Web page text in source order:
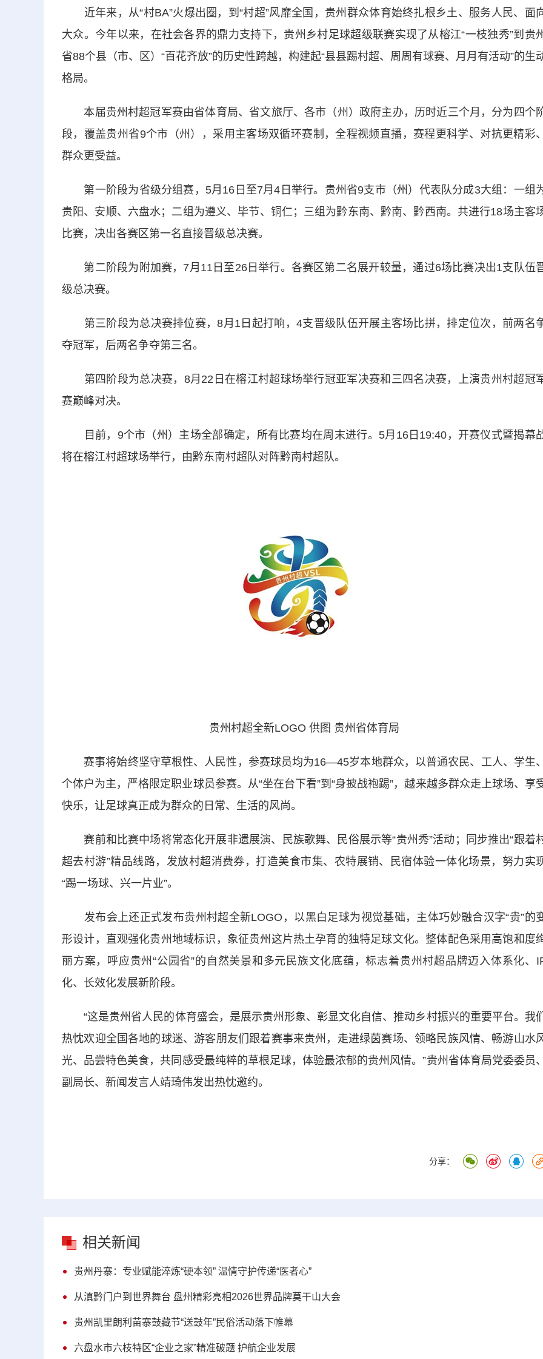
近年来，从“村BA”火爆出圈，到“村超”风靡全国，贵州群众体育始终扎根乡土、服务人民、面
大众。今年以来，在社会各界的鼎力支持下，贵州乡村足球超级联赛实现了从榕江“一枝独秀”到贵
省88个县（市、区）“百花齐放”的历史性跨越，构建起“县县踢村超、周周有球赛、月月有活动”的生
格局。
本届贵州村超冠军赛由省体育局、省文旅厅、各市（州）政府主办，历时近三个月，分为四个
段，覆盖贵州省9个市（州），采用主客场双循环赛制，全程视频直播，赛程更科学、对抗更精彩
群众更受益。
第一阶段为省级分组赛，5月16日至7月4日举行。贵州省9支市（州）代表队分成3大组：一组
贵阳、安顺、六盘水；二组为遵义、毕节、铜仁；三组为黔东南、黔南、黔西南。共进行18场主客
比赛，决出各赛区第一名直接晋级总决赛。
第二阶段为附加赛，7月11日至26日举行。各赛区第二名展开较量，通过6场比赛决出1支队伍
级总决赛。
第三阶段为总决赛排位赛，8月1日起打响，4支晋级队伍开展主客场比拼，排定位次，前两名
夺冠军，后两名争夺第三名。
第四阶段为总决赛，8月22日在榕江村超球场举行冠亚军决赛和三四名决赛，上演贵州村超冠
赛巅峰对决。
目前，9个市（州）主场全部确定，所有比赛均在周末进行。5月16日19:40，开赛仪式暨揭幕
将在榕江村超球场举行，由黔东南村超队对阵黔南村超队。
贵州村超全新LOGO 供图 贵州省体育局
赛事将始终坚守草根性、人民性，参赛球员均为16—45岁本地群众，以普通农民、工人、学生
个体户为主，严格限定职业球员参赛。从“坐在台下看”到“身披战袍踢”，越来越多群众走上球场、享
快乐，让足球真正成为群众的日常、生活的风尚。
赛前和比赛中场将常态化开展非遗展演、民族歌舞、民俗展示等“贵州秀”活动；同步推出“跟着
超去村游”精品线路，发放村超消费券，打造美食市集、农特展销、民宿体验一体化场景，努力实
“踢一场球、兴一片业”。
发布会上还正式发布贵州村超全新LOGO，以黑白足球为视觉基础，主体巧妙融合汉字“贵”的
形设计，直观强化贵州地域标识，象征贵州这片热土孕育的独特足球文化。整体配色采用高饱和度
丽方案，呼应贵州“公园省”的自然美景和多元民族文化底蕴，标志着贵州村超品牌迈入体系化、
化、长效化发展新阶段。
“这是贵州省人民的体育盛会，是展示贵州形象、彰显文化自信、推动乡村振兴的重要平台。我
热忱欢迎全国各地的球迷、游客朋友们跟着赛事来贵州，走进绿茵赛场、领略民族风情、畅游山水
光、品尝特色美食，共同感受最纯粹的草根足球，体验最浓郁的贵州风情。”贵州省体育局党委委员
副局长、新闻发言人靖琦伟发出热忱邀约。
分享：
相关新闻
贵州丹寨：专业赋能淬炼“硬本领” 温情守护传递“医者心”
从滇黔门户到世界舞台 盘州精彩亮相2026世界品牌莫干山大会
贵州凯里朗利苗寨鼓藏节“送鼓年”民俗活动落下帷幕
六盘水市六枝特区“企业之家”精准破题 护航企业发展